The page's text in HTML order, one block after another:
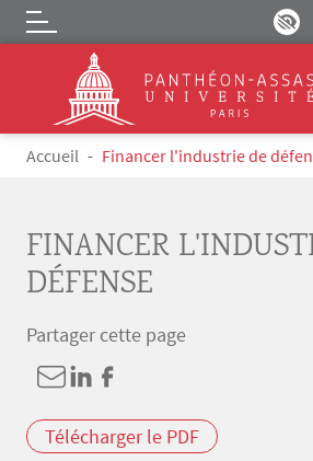
Aller au contenu principal
Logo
Fil d'Ariane
Accueil Financer l'industrie de
FINANCER
DÉFENSE
Partager cette page
Télécharger le PDF